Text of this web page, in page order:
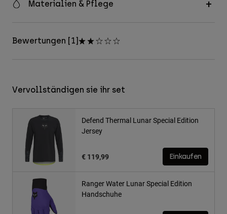
Materialien & Pflege
Bewertungen [1]
Vervollständigen sie ihr set
Defend Thermal Lunar Special Edition
Jersey
€ 119,99 Einkaufen
Ranger Water Lunar Special Edition
Handschuhe